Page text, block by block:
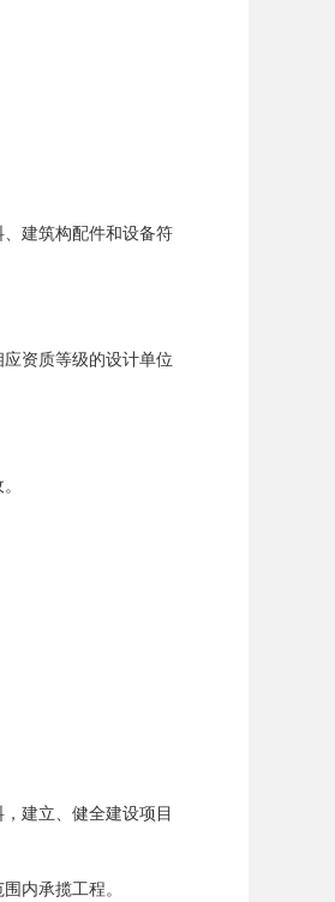
建筑构配件和设备符
资质等级的设计单位
建立、健全建设项目
内承揽工程。